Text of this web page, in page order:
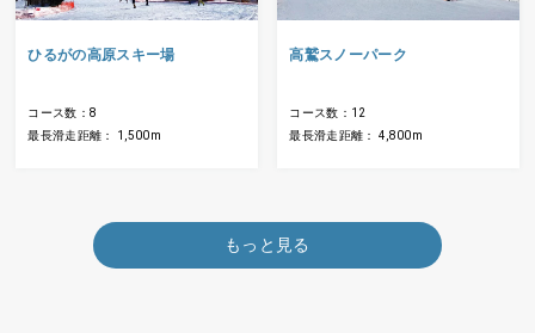
ひるがの高原スキー場
コース数：8
最長滑走距離： 1,500m
高鷲スノーパーク
コース数：12
最長滑走距離： 4,800m
もっと見る